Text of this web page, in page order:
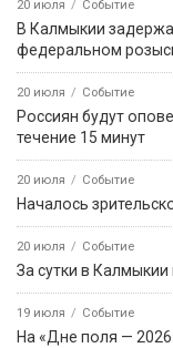
20 июля Событие
В Калмыкии
федеральном
20 июля Событие
Россиян будут
течение 15 минут
20 июля Событие
Началось
20 июля Событие
За сутки в
19 июля Событие
На «Дне поля —